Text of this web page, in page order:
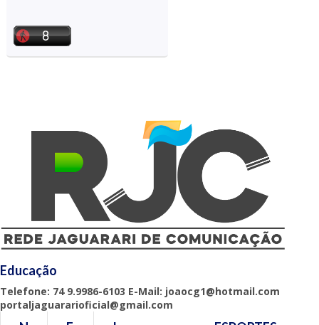
Educação
Telefone: 74 9.9986-6103 E-Mail: joaocg1@hotmail.com
portaljaguararioficial@gmail.com